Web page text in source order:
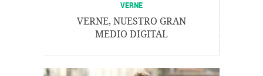
VERNE
VERNE, NUESTRO GRAN
MEDIO DIGITAL